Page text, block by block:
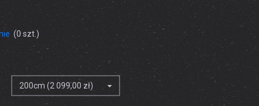
(0szt.)
200cm (2 099,00 zł)